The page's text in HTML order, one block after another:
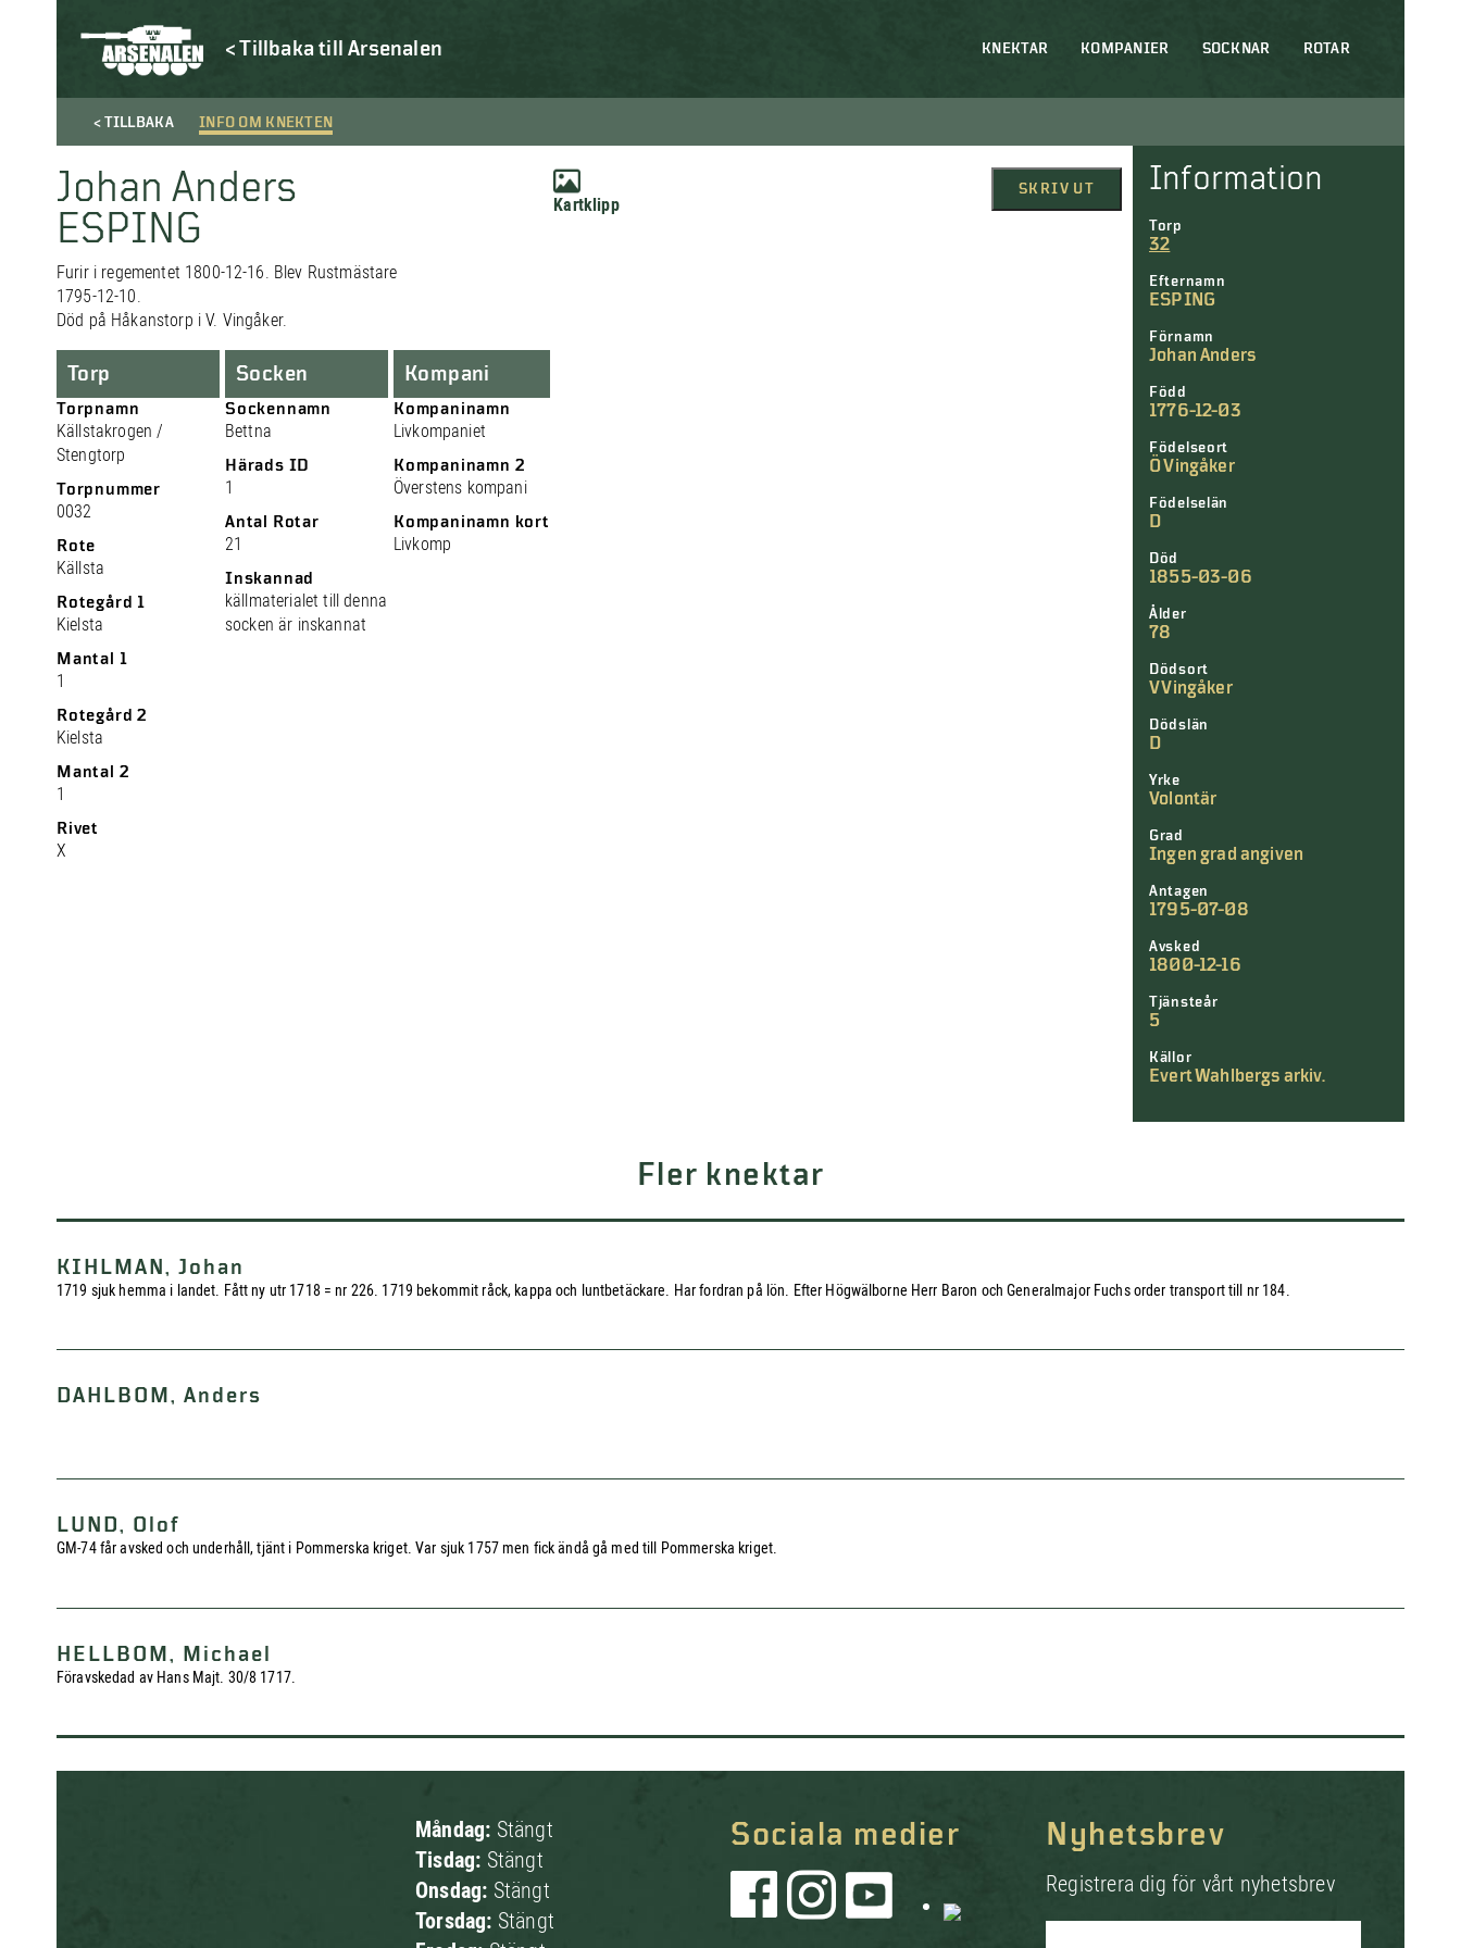
< Tillbaka till Arsenalen KNEKTAR KOMPANIER SOCKNAR ROTAR
< TILLBAKA INFO OM KNEKTEN
Johan Anders
ESPING
Furir i regementet 1800-12-16. Blev Rustmästare
1795-12-10.
Död på Håkanstorp i V. Vingåker.
Kartklipp
SKRIV UT
Torp
Torpnamn
Källstakrogen /
Stengtorp
Torpnummer
0032
Rote
Källsta
Rotegård 1
Kielsta
Mantal 1
1
Rotegård 2
Kielsta
Mantal 2
1
Rivet
X
Socken
Sockennamn
Bettna
Härads ID
1
Antal Rotar
21
Inskannad
källmaterialet till denna
socken är inskannat
Kompani
Kompaninamn
Livkompaniet
Kompaninamn 2
Överstens kompani
Kompaninamn kort
Livkomp
Information
Torp
32
Efternamn
ESPING
Förnamn
Johan Anders
Född
1776-12-03
Födelseort
Ö Vingåker
Födelselän
D
Död
1855-03-06
Ålder
78
Dödsort
V Vingåker
Dödslän
D
Yrke
Volontär
Grad
Ingen grad angiven
Antagen
1795-07-08
Avsked
1800-12-16
Tjänsteår
5
Källor
Evert Wahlbergs arkiv.
Fler knektar
KIHLMAN, Johan
1719 sjuk hemma i landet. Fått ny utr 1718 = nr 226. 1719 bekommit råck, kappa och luntbetäckare. Har fordran på lön. Efter Högwälborne Herr Baron och Generalmajor Fuchs order transport till nr 184.
DAHLBOM, Anders
LUND, Olof
GM-74 får avsked och underhåll, tjänt i Pommerska kriget. Var sjuk 1757 men fick ändå gå med till Pommerska kriget.
HELLBOM, Michael
Föravskedad av Hans Majt. 30/8 1717.
Måndag: Stängt
Tisdag: Stängt
Onsdag: Stängt
Torsdag: Stängt
Sociala medier Nyhetsbrev
Registrera dig för vårt nyhetsbrev